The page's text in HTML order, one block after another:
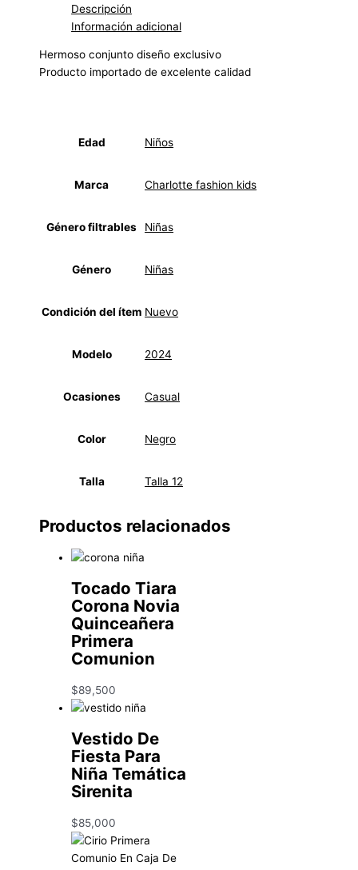
Descripción
Información adicional
Hermoso conjunto diseño exclusivo
Producto importado de excelente calidad
Edad Niños
Marca Charlotte fashion kids
Género filtrables Niñas
Género Niñas
Condición del ítem Nuevo
Modelo 2024
Ocasiones Casual
Color Negro
Talla Talla 12
Productos relacionados
Tocado Tiara
Corona Novia
Quinceañera
Primera
Comunion
$89,500
Vestido De
Fiesta Para
Niña Temática
Sirenita
$85,000